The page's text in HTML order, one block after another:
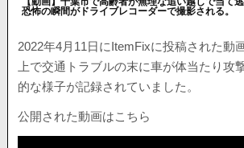
恐怖の瞬間がドライブレコーダーで撮影される。
2022年4月11日にItemFixに投稿された動
上で交通トラブルの末に車が体当たり攻
的な様子が記録されていました。
公開された動画はこちら